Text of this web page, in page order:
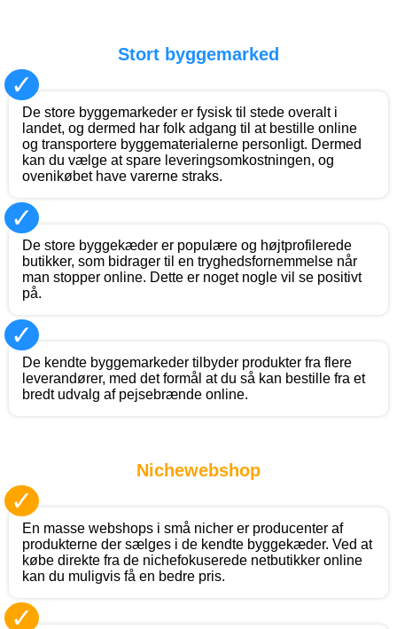
Stort byggemarked
✓
De store byggemarkeder er fysisk til stede overalt i
landet, og dermed har folk adgang til at bestille online
og transportere byggematerialerne personligt. Dermed
kan du vælge at spare leveringsomkostningen, og
ovenikøbet have varerne straks.
✓
De store byggekæder er populære og højtprofilerede
butikker, som bidrager til en tryghedsfornemmelse når
man stopper online. Dette er noget nogle vil se positivt
på.
✓
De kendte byggemarkeder tilbyder produkter fra flere
leverandører, med det formål at du så kan bestille fra et
bredt udvalg af pejsebrænde online.
Nichewebshop
✓
En masse webshops i små nicher er producenter af
produkterne der sælges i de kendte byggekæder. Ved at
købe direkte fra de nichefokuserede netbutikker online
kan du muligvis få en bedre pris.
✓